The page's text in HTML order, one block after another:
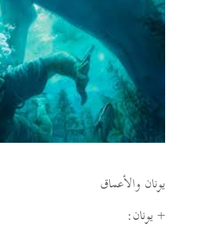
يونان والأعماق
+ يونان: